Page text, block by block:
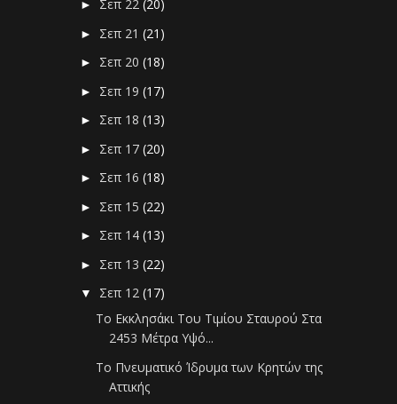
► Σεπ 22(20)
► Σεπ 21(21)
► Σεπ 20(18)
► Σεπ 19(17)
► Σεπ 18(13)
► Σεπ 17(20)
► Σεπ 16(18)
► Σεπ 15(22)
► Σεπ 14(13)
► Σεπ 13(22)
▼ Σεπ 12(17)
Το Εκκλησάκι Του Τιμίου Σταυρού Στα
2453 Μέτρα Υψό...
Το Πνευματικό Ίδρυμα των Κρητών της
Αττικής